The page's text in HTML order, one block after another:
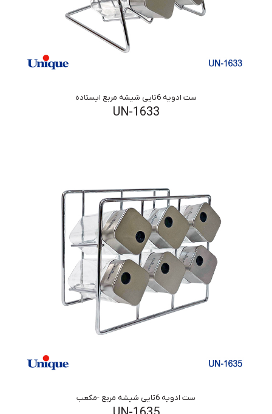
ست ادویه 6تایی شیشه مربع ایستاده
UN-1633
ست ادویه 6تایی شیشه مربع -مکعب